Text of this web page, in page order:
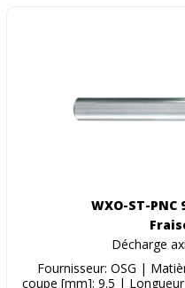
WXO-ST-PNC
Décharge
Fournisseur: OSG |
coupe [mm]: 9.5 |